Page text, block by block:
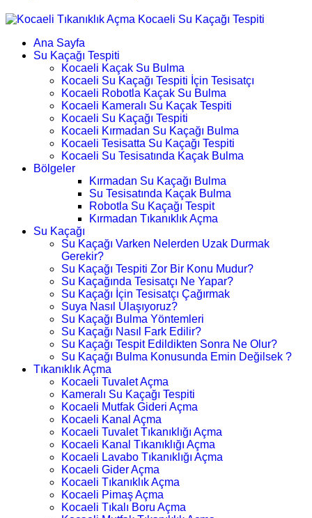
Ana Sayfa
Su Kaçağı Tespiti
Kocaeli Kaçak Su Bulma
Kocaeli Su Kaçağı Tespiti İçin Tesisatçı
Kocaeli Robotla Kaçak Su Bulma
Kocaeli Kameralı Su Kaçak Tespiti
Kocaeli Su Kaçağı Tespiti
Kocaeli Kırmadan Su Kaçağı Bulma
Kocaeli Tesisatta Su Kaçağı Tespiti
Kocaeli Su Tesisatında Kaçak Bulma
Bölgeler
Kırmadan Su Kaçağı Bulma
Su Tesisatında Kaçak Bulma
Robotla Su Kaçağı Tespit
Kırmadan Tıkanıklık Açma
Su Kaçağı
Su Kaçağı Varken Nelerden Uzak Durmak
Gerekir?
Su Kaçağı Tespiti Zor Bir Konu Mudur?
Su Kaçağında Tesisatçı Ne Yapar?
Su Kaçağı İçin Tesisatçı Çağırmak
Suya Nasıl Ulaşıyoruz?
Su Kaçağı Bulma Yöntemleri
Su Kaçağı Nasıl Fark Edilir?
Su Kaçağı Tespit Edildikten Sonra Ne Olur?
Su Kaçağı Bulma Konusunda Emin Değilsek ?
Tıkanıklık Açma
Kocaeli Tuvalet Açma
Kameralı Su Kaçağı Tespiti
Kocaeli Mutfak Gideri Açma
Kocaeli Kanal Açma
Kocaeli Tuvalet Tıkanıklığı Açma
Kocaeli Kanal Tıkanıklığı Açma
Kocaeli Lavabo Tıkanıklığı Açma
Kocaeli Gider Açma
Kocaeli Tıkanıklık Açma
Kocaeli Pimaş Açma
Kocaeli Tıkalı Boru Açma